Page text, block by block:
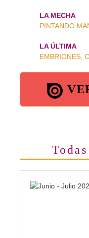
LA MECHA
PINTANDO
LA ÚLTIMA
EMBRIONES,